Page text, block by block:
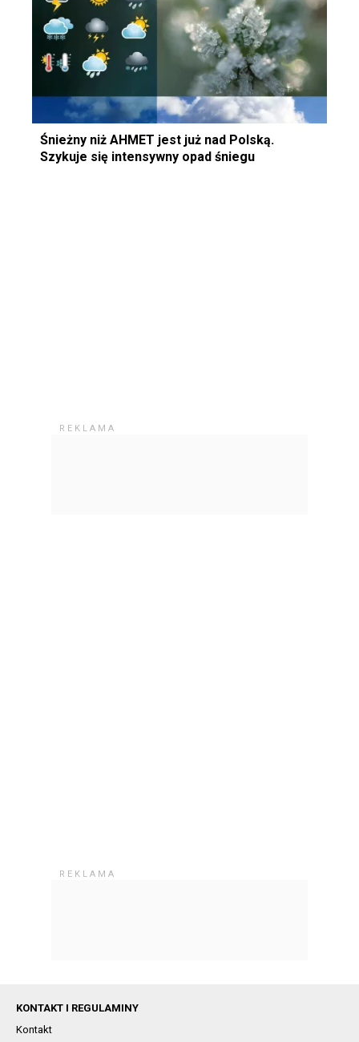
Śnieżny niż AHMET jest już nad Polską.
Szykuje się intensywny opad śniegu
KONTAKT I REGULAMINY
Kontakt